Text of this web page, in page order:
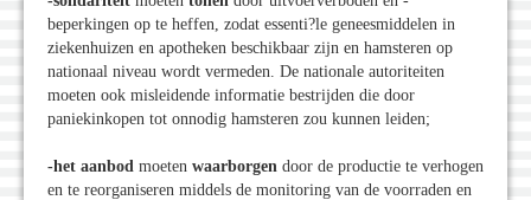
beperkingen op te heffen, zodat essenti?le geneesmiddelen in
ziekenhuizen en apotheken beschikbaar zijn en hamsteren op
nationaal niveau wordt vermeden. De nationale autoriteiten
moeten ook misleidende informatie bestrijden die door
paniekinkopen tot onnodig hamsteren zou kunnen leiden;
-het aanbod moeten waarborgen door de productie te verhogen
en te reorganiseren middels de monitoring van de voorraden en